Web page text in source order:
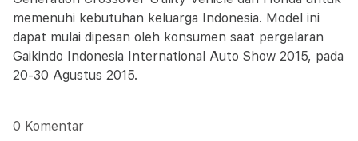
memenuhi kebutuhan keluarga Indonesia. Model ini
dapat mulai dipesan oleh konsumen saat pergelaran
Gaikindo Indonesia International Auto Show 2015, pada
20-30 Agustus 2015.
0 Komentar